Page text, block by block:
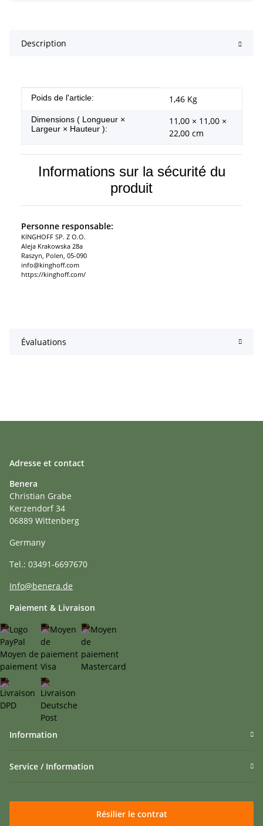
Description
#productDetails.itemInformation#
#productDetails.itemValue#
Poids de l'article: 1,46 Kg
Dimensions ( Longueur ×
Largeur × Hauteur ):
11,00 × 11,00 ×
22,00 cm
Informations sur la sécurité du
produit
Personne responsable:
KINGHOFF SP. Z O.O.
Aleja Krakowska 28a
Raszyn, Polen, 05-090
info@kinghoff.com
https://kinghoff.com/
Évaluations
Adresse et contact
Benera
Christian Grabe
Kerzendorf 34
06889 Wittenberg
Germany
Tel.: 03491-6697670
Info@benera.de
Paiement & Livraison
Information
Service / Information
Résilier le contrat